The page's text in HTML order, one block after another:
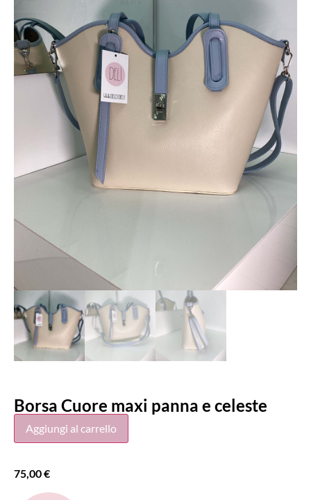
Borsa Cuore maxi panna e celeste
Aggiungi al carrello
75,00€